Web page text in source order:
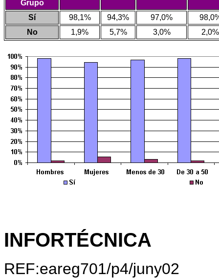
Grupo
Sí
98,1% 94,3% 97,0%
No
1,9% 5,7% 3,0% 2,0%
INFORTÉCNICA
REF:eareg701/p4/juny02